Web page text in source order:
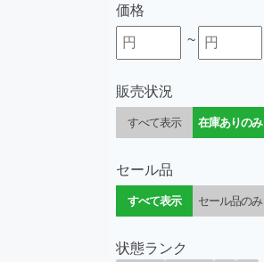
価格
~
販売状況
すべて表示 在庫ありのみ
セール品
すべて表示 セール品のみ
状態ランク